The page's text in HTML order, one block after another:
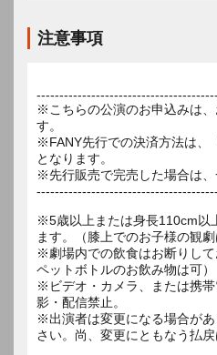
注意事項
※こちらの公演のお申込みは
す。
※FANY先行での決済方法は、
となります。
※先行販売で完売した場合は、
※5歳以上または身長110cm以
ます。（膝上でのお子様の観
※劇場内での飲食はお断りし
ペットボトルのお飲み物は可）
※ビデオ・カメラ、または携
影・配信禁止。
※出演者は変更になる場合が
さい。尚、変更にともなう払戻